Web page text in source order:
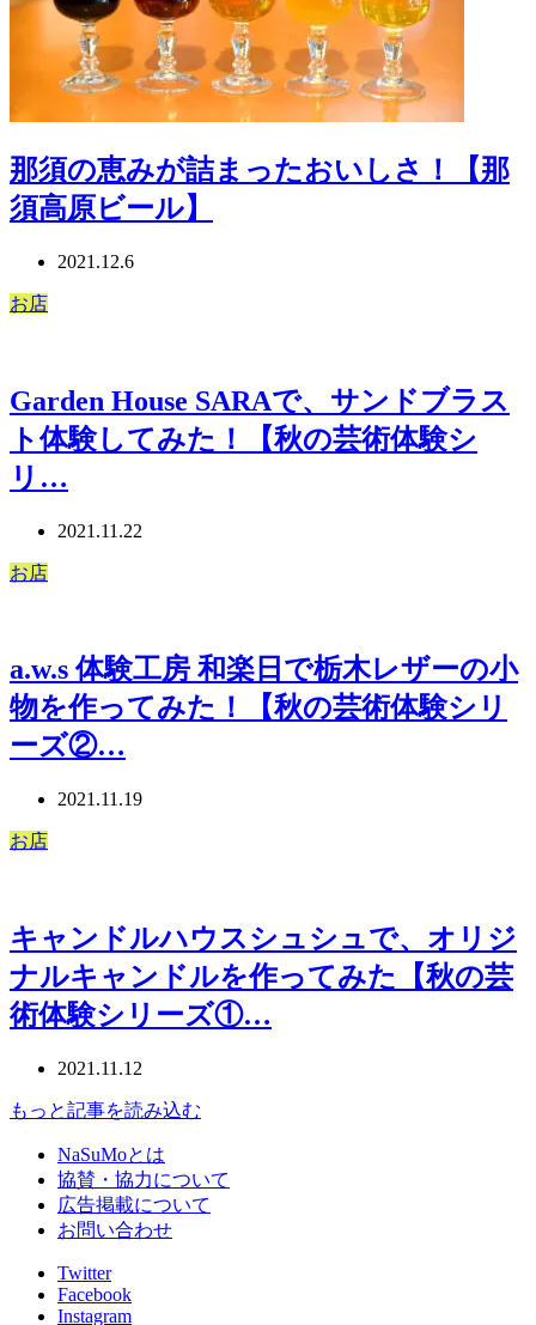
那須の恵みが詰まったおいしさ！【那
須高原ビール】
2021.12.6
お店
Garden House SARAで、サンドブラス
ト体験してみた！【秋の芸術体験シ
リ…
2021.11.22
お店
a.w.s 体験工房 和楽日で栃木レザーの小
物を作ってみた！【秋の芸術体験シリ
ーズ②…
2021.11.19
お店
キャンドルハウスシュシュで、オリジ
ナルキャンドルを作ってみた【秋の芸
術体験シリーズ①…
2021.11.12
もっと記事を読み込む
NaSuMoとは
協賛・協力について
広告掲載について
お問い合わせ
Twitter
Facebook
Instagram